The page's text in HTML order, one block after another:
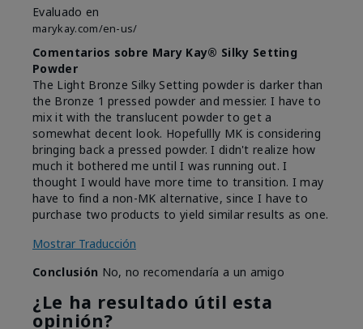
Evaluado en
marykay.com/en-us/
Comentarios sobre Mary Kay® Silky Setting
Powder
The Light Bronze Silky Setting powder is darker than
the Bronze 1 pressed powder and messier. I have to
mix it with the translucent powder to get a
somewhat decent look. Hopefullly MK is considering
bringing back a pressed powder. I didn't realize how
much it bothered me until I was running out. I
thought I would have more time to transition. I may
have to find a non-MK alternative, since I have to
purchase two products to yield similar results as one.
Mostrar Traducción
Conclusión No, no recomendaría a un amigo
¿Le ha resultado útil esta
opinión?